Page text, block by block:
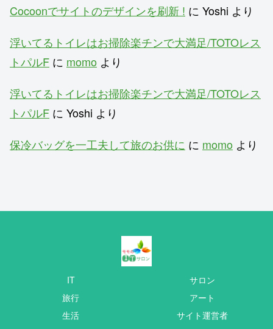
Cocoonでサイトのデザインを刷新 ! に Yoshi より
浮いてるトイレはお掃除楽チンで大満足/TOTOレス
トパルF に momo より
浮いてるトイレはお掃除楽チンで大満足/TOTOレス
トパルF に Yoshi より
保冷バッグを一工夫して旅のお供に に momo より
IT
サロン
旅行
アート
生活
サイト運営者